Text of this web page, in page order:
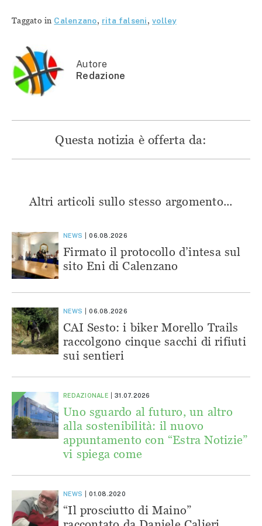
Twitter
(Si
finestra)
(Si
apre
(Si
apre
Taggato in Calenzano, rita falseni,volley
Autore
Redazione
Questa notizia è offerta da:
Altri articoli sullo stesso argomento...
NEWS 06.08.2026
Firmato il protocollo d’intesa sul
sito Eni di Calenzano
NEWS 06.08.2026
CAI Sesto: i biker Morello Trails
raccolgono cinque sacchi di rifiuti
sui sentieri
REDAZIONALE 31.07.2026
Uno sguardo al futuro, un altro
alla sostenibilità: il nuovo
appuntamento con “Estra Notizie”
vi spiega come
NEWS 01.08.2020
“Il prosciutto di Maino”